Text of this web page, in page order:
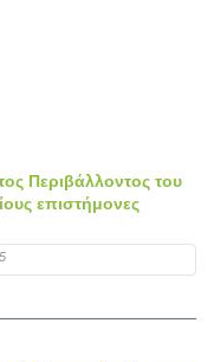
Περιβάλλοντος του
επιστήμονες